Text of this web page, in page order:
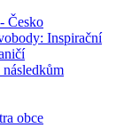
Česko
Inspirační
obce